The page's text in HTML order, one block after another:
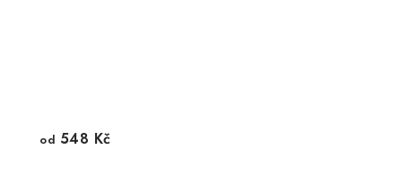
od 548 Kč